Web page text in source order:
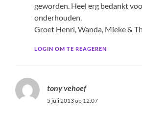
geworden. Heel erg bedankt
onderhouden.
Groet Henri, Wanda, Mieke &
LOGIN OM TE REAGEREN
tony vehoef
5 juli 2013 op 12:07